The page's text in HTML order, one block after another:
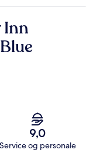
Inn
9,0
Service og personale